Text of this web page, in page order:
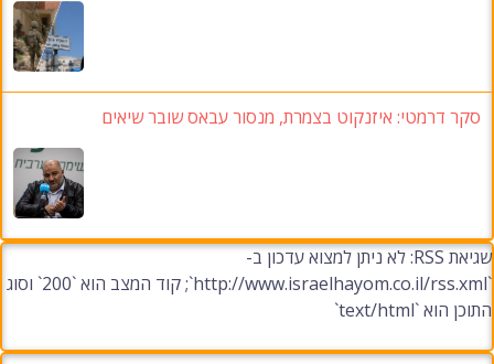
סקר דרמטי: איזנקוט בצמרת, מנסור עבאס שובר שיאים
שגיאת RSS: לא ניתן למצוא עדכון ב-
`http://www.israelhayom.co.il/rss.xml`; קוד המצב הוא `200` וסוג
התוכן הוא `text/html`